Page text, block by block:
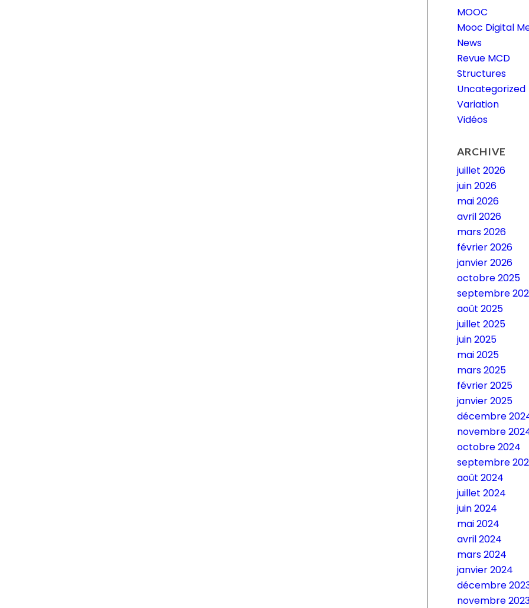
MOOC
Mooc Digital
News
Revue MCD
Structures
Uncategorized
Variation
Vidéos
ARCHIVE
juillet 2026
juin 2026
mai 2026
avril 2026
mars 2026
février 2026
janvier 2026
octobre 2025
septembre
août 2025
juillet 2025
juin 2025
mai 2025
mars 2025
février 2025
janvier 2025
décembre
novembre
octobre 2024
septembre
août 2024
juillet 2024
juin 2024
mai 2024
avril 2024
mars 2024
janvier 2024
décembre
novembre